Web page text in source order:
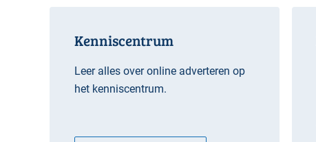
Kenniscentrum
Leer alles over online adverteren op
het kenniscentrum.